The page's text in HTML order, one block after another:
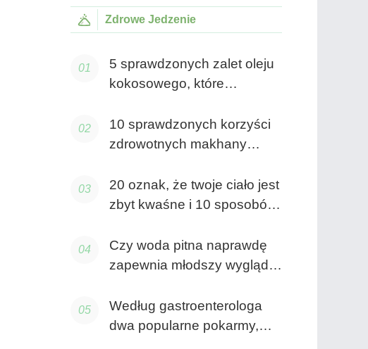
Zdrowe Jedzenie
5 sprawdzonych zalet oleju
kokosowego, które
10 sprawdzonych korzyści
zdrowotnych makhany
o niskiej kaloryczności
20 oznak, że twoje ciało jest
zbyt kwaśne i 10 sposobów
Czy woda pitna naprawdę
zapewnia młodszy wygląd
Według gastroenterologa
dwa popularne pokarmy,